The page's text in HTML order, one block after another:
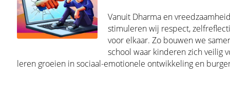
Vanuit Dharma en
stimuleren wij respect,
voor elkaar. Zo bouwen we
school waar kinderen zich veilig
leren groeien in sociaal-emotionele ontwikkeling en